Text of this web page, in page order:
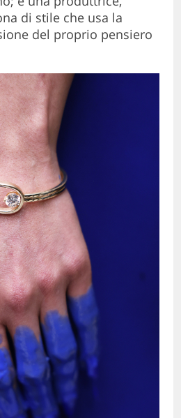
di stile che usa la
del proprio pensiero